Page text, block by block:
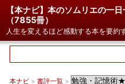
【本ナビ】本のソムリエの一
（7855冊）
人生を変えるほど感動する本を要約
本ナビ > 書評一覧 >